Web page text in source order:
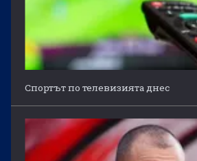
Спортът по телевизията днес